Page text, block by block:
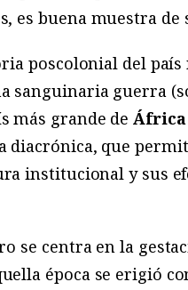
es buena muestra de
poscolonial del
sanguinaria guerra
más grande deÁfrica
diacrónica, que
institucional y sus
se centra en la
época se erigió